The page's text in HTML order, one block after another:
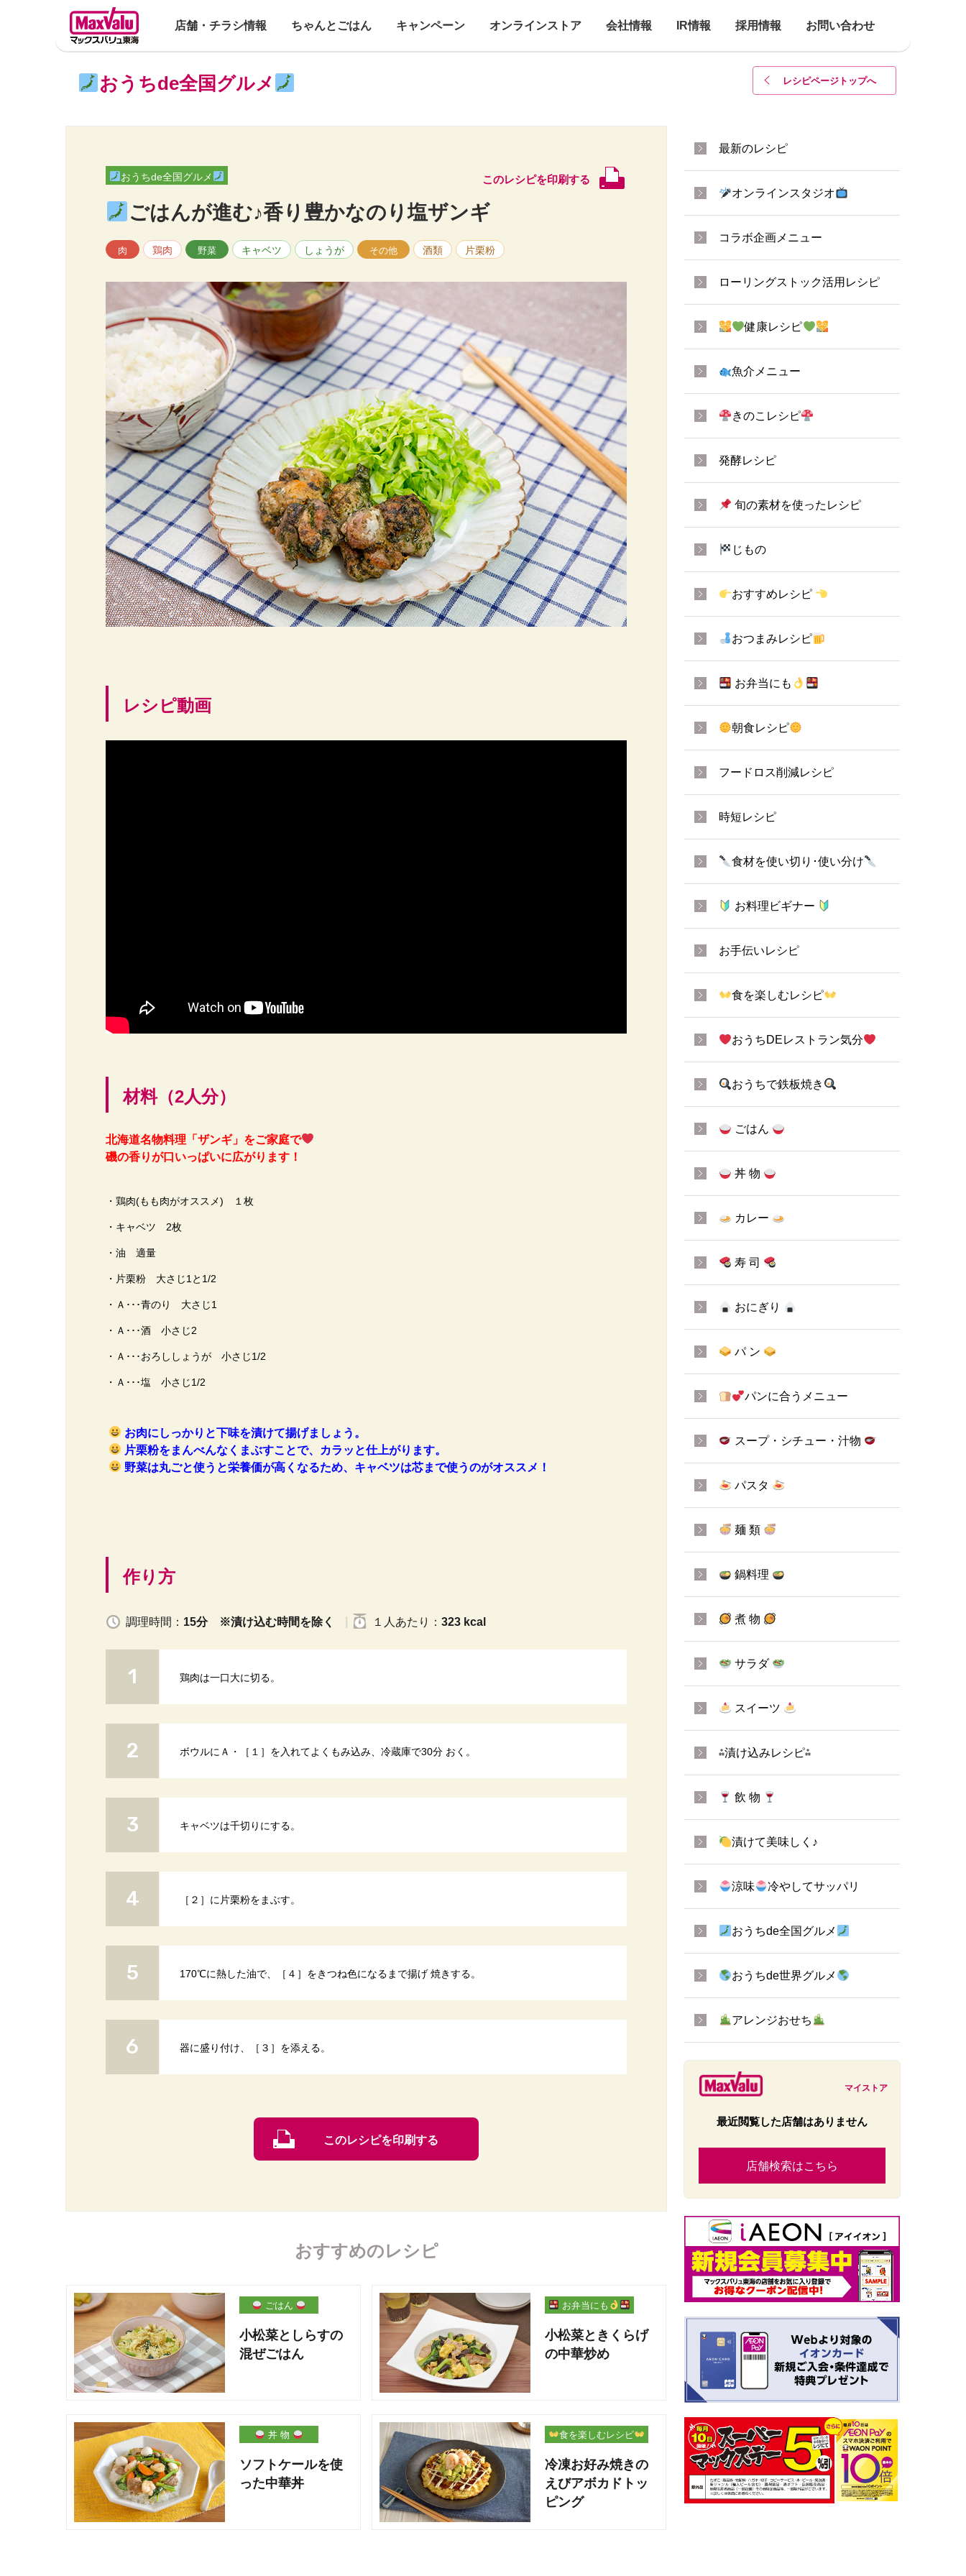
店舗・チラシ情報 ちゃんとごはん キャンペーン オンラインストア 会社情報 IR情報 採用情報 お問い合わせ
レシピページトップへ
おうちde全国グルメ
おうちde全国グルメ このレシピを印刷する
ごはんが進む♪香り豊かなのり塩ザンギ
肉 鶏肉 野菜 キャベツ しょうが その他 酒類 片栗粉
レシピ動画
材料（2人分）
北海道名物料理「ザンギ」をご家庭で
磯の香りが口いっぱいに広がります！
・鶏肉(もも肉がオススメ) １枚
・キャベツ 2枚
・油 適量
・片栗粉 大さじ1と1/2
・Ａ･･･青のり 大さじ1
・Ａ･･･酒 小さじ2
・Ａ･･･おろししょうが 小さじ1/2
・Ａ･･･塩 小さじ1/2
お肉にしっかりと下味を漬けて揚げましょう。
片栗粉をまんべんなくまぶすことで、カラッと仕上がります。
野菜は丸ごと使うと栄養価が高くなるため、キャベツは芯まで使うのがオススメ！
作り方
調理時間： 15分 ※漬け込む時間を除く １人 あたり ： 323 kcal
鶏肉は一口大に切る。
ボウルにＡ・［１］を入れてよくもみ込み、冷蔵庫で30分 おく。
キャベツは千切りにする。
［２］に片栗粉をまぶす。
170℃に熱した油で、［４］をきつね色になるまで揚げ 焼きする。
器に盛り付け、［３］を添える。
このレシピを印刷する
おすすめのレシピ
ごはん
小松菜としらすの
混ぜごはん
お弁当にも
小松菜ときくらげ
の中華炒め
丼 物
ソフトケールを使
った中華丼
食を楽しむレシピ
冷凍お好み焼きの
えびアボカドトッ
ピング
最新のレシピ
オンラインスタジオ
コラボ企画メニュー
ローリングストック活用レシピ
健康レシピ
魚介メニュー
きのこレシピ
発酵レシピ
旬の素材を使ったレシピ
じもの
おすすめレシピ
おつまみレシピ
お弁当にも
朝食レシピ
フードロス削減レシピ
時短レシピ
食材を使い切り･使い分け
お料理ビギナー
お手伝いレシピ
食を楽しむレシピ
おうちDEレストラン気分
おうちで鉄板焼き
ごはん
丼 物
カレー
寿 司
おにぎり
パ ン
パンに合うメニュー
スープ・シチュー・汁物
パスタ
麺 類
鍋料理
煮 物
サラダ
スイーツ
⁂漬け込みレシピ⁂
飲 物
漬けて美味しく♪
涼味 冷やしてサッパリ
おうちde全国グルメ
おうちde世界グルメ
アレンジおせち
マイストア
最近閲覧した店舗はありません
店舗検索はこちら